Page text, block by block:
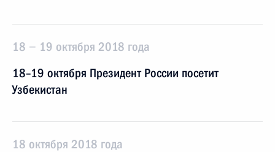
18 − 19 октября 2018 года
18–19 октября Президент России посетит
Узбекистан
18 октября 2018 года